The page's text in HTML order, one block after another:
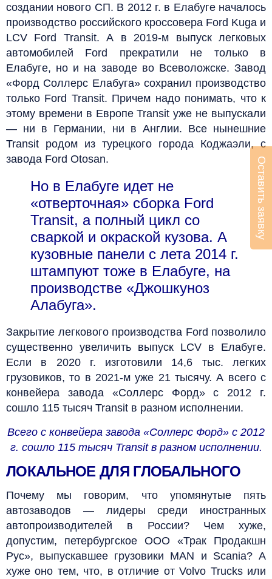
создании нового СП. В 2012 г. в Елабуге началось
производство российского кроссовера Ford Kuga и
LCV Ford Transit. А в 2019‑м выпуск легковых
автомобилей Ford прекратили не только в
Елабуге, но и на заводе во Всеволожске. Завод
«Форд Соллерс Елабуга» сохранил производство
только Ford Transit. Причем надо понимать, что к
этому времени в Европе Transit уже не выпускали
— ни в Германии, ни в Англии. Все нынешние
Transit родом из турецкого города Коджаэли, с
завода Ford Otosan.
Но в Елабуге идет не
«отверточная» сборка Ford
Transit, а полный цикл со
сваркой и окраской кузова. А
кузовные панели с лета 2014 г.
штампуют тоже в Елабуге, на
производстве «Джошкуноз
Алабуга».
Закрытие легкового производства Ford позволило
существенно увеличить выпуск LCV в Елабуге.
Если в 2020 г. изготовили 14,6 тыс. легких
грузовиков, то в 2021‑м уже 21 тысячу. А всего с
конвейера завода «Соллерс Форд» с 2012 г.
сошло 115 тысяч Transit в разном исполнении.
Всего с конвейера завода «Соллерс Форд» с 2012
г. сошло 115 тысяч Transit в разном исполнении.
ЛОКАЛЬНОЕ ДЛЯ ГЛОБАЛЬНОГО
Почему мы говорим, что упомянутые пять
автозаводов — лидеры среди иностранных
автопроизводителей в России? Чем хуже,
допустим, петербургское ООО «Трак Продакшн
Рус», выпускавшее грузовики MAN и Scania? А
хуже оно тем, что, в отличие от Volvo Trucks или
Оставить заявку